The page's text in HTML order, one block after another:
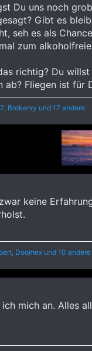
Du uns noch
Gibt es
seh es als
zum
richtig? Du
ab? Fliegen ist für
, Brokerxy und 17 andere
keine
, Doomex und 10 andere
mich an. Alles